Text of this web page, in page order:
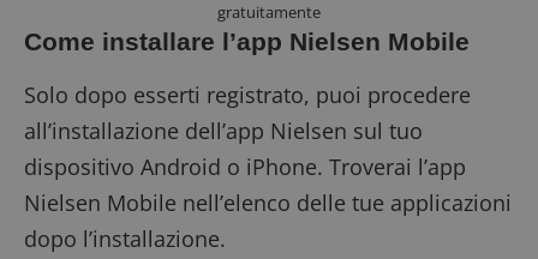
gratuitamente
Come installare l’app Nielsen Mobile
Solo dopo esserti registrato, puoi procedere
all’installazione dell’app Nielsen sul tuo
dispositivo Android o iPhone. Troverai l’app
Nielsen Mobile nell’elenco delle tue applicazioni
dopo l’installazione.